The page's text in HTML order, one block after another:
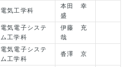
電気工学科
本田 幸
盛
電気電子システ
ム工学科
伊藤 充
哉
電気電子システ
ム工学科
沓澤 京